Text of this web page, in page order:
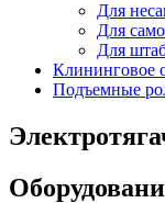
Для
Для
Для
Клининговое
Подъемные